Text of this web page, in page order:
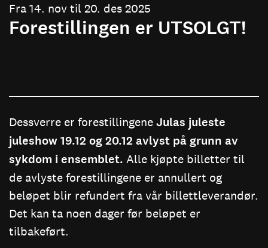
Fra 14. nov til 20. des 2025
Forestillingen er UTSOLGT!
Dessverre er forestillingene Julas juleste
juleshow 19.12 og 20.12 avlyst på grunn av
sykdom i ensemblet. Alle kjøpte billetter til
de avlyste forestillingene er annullert og
beløpet blir refundert fra vår billettleverandør.
Det kan ta noen dager før beløpet er
tilbakeført.